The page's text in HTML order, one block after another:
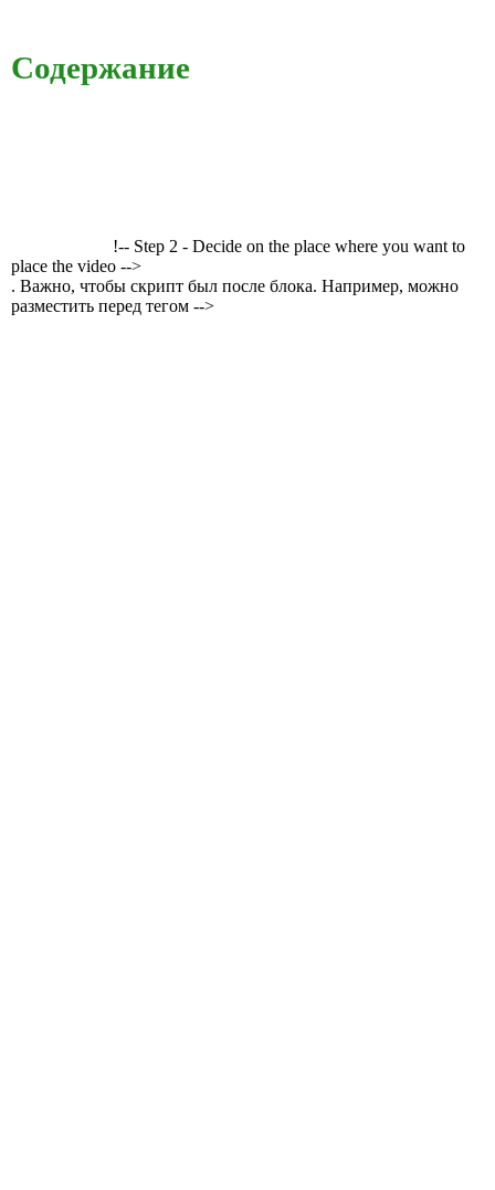
Содержание
!-- Step 2 - Decide on the place where you want to
place the video -->
. Важно, чтобы скрипт был после блока. Например, можно
разместить перед тегом -->